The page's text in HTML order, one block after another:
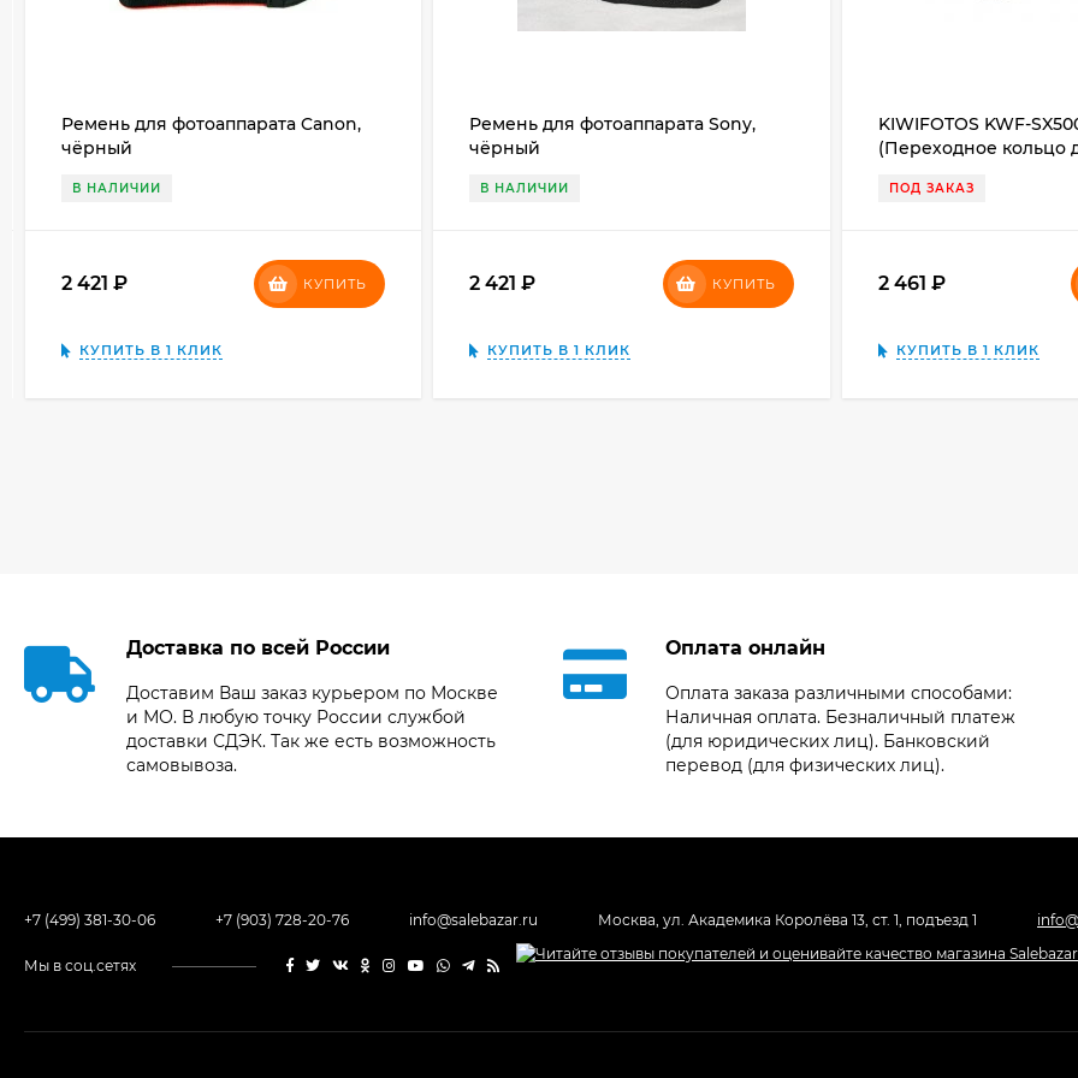
Ремень для фотоаппарата Canon,
чёрный
В НАЛИЧИИ
2 421 ₽ КУПИТЬ
КУПИТЬ В 1 КЛИК
Ремень для фотоаппарата Sony,
чёрный
В НАЛИЧИИ
2 421 КУПИТЬ
КУПИТЬ В 1 КЛИК
KIWIFOTOS KWF-
(Переходное кольцо
ПОД ЗАКАЗ
2 461 ₽
КУПИТЬ В 1 КЛИК
Доставка по всей России
Доставим Ваш заказ курьером по Москве
и МО. В любую точку России службой
доставки СДЭК. Так же есть возможность
самовывоза.
Оплата онлайн
Оплата заказа различными способами:
Наличная оплата. Безналичный платеж
(для юридических лиц). Банковский
перевод (для физических лиц).
+7 (499) 381-30-06 +7 (903) 728-20-76 info@salebazar.ru Москва, ул. Академика Королёва 13, ст. 1, подъезд 1
Мы в соц.сетях